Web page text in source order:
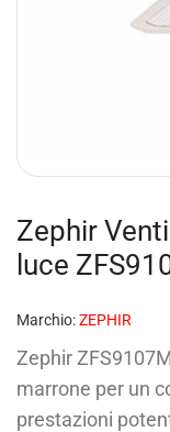
Zephir
luce
Marchio:ZEPHIR
Zephir
marrone per un
prestazioni